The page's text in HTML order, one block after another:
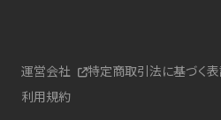
運営会社 特定商取引法に基づく
利用規約